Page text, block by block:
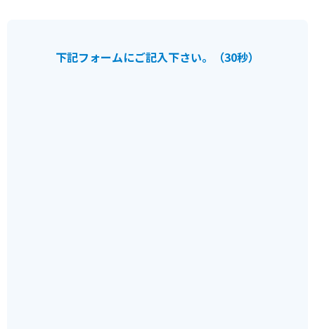
下記フォームにご記入下さい。（30秒）